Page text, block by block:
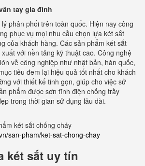
tay gia đình
phân phối trên toàn quốc. Hiện nay công
phục vụ mọi nhu cầu chọn lựa két sắt
của khách hàng. Các sản phẩm két sắt
với nền tảng kỹ thuật cao. Công nghệ
về công nghiệp như nhật bản, hàn quốc,
tiêu đem lại hiệu quả tốt nhất cho khách
với thiết kế tinh gọn, giúp cho việc sử
phẩm được sơn tĩnh điện chống trầy
trong thời gian sử dụng lâu dài.
két sắt chống cháy
san-pham/ket-sat-chong-chay
két sắt uy tín